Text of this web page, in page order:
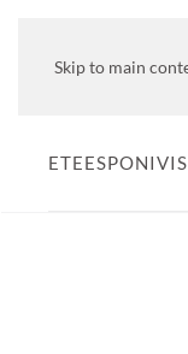
Skip to main
ETEESPONI